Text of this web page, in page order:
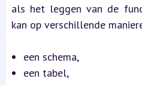
als het leggen van de
kan op verschillende
een schema,
een tabel,